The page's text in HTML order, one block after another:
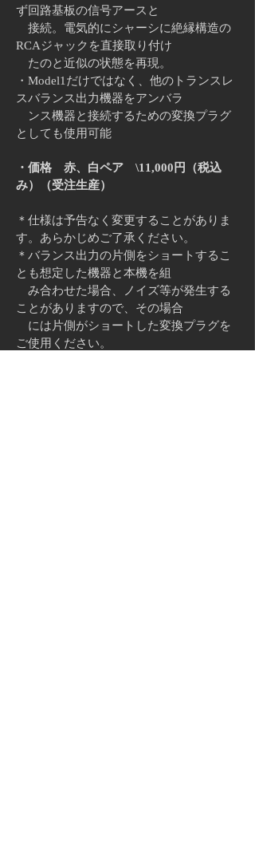
ず回路基板の信号アース と
接続。電気的にシャーシに絶縁構造の
RCAジャックを直接取り付け
たのと近似の状態を再現。
・Model1だけではなく、他のトランスレ
スバランス出力機器をアンバラ
ンス機器と接続するための変換プラグ
としても使用可能
・価格 赤、白ペア \11,000円（税込
み）（受注生産）
＊仕様は予告なく変更することがありま
す。あらかじめご了承ください。
＊バランス出力の片側をショートするこ
とも想定した機器と本機を組
み合わせた場合、ノイズ等が発生する
ことがありますので、その場合
には片側がショートした変換プラグを
ご使用ください。